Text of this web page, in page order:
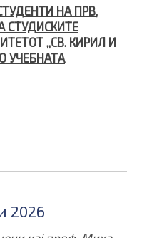
НА ПРВ,
СТУДИСКИТЕ
„СВ. КИРИЛ И
УЧЕБНАТА
2026